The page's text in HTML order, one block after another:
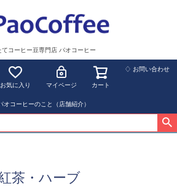
てコーヒー豆専門店 パオコーヒー
お気に入り マイページ カート
♢ お問い合わせ
オコーヒーのこと（店舗紹介）
茶・ハーブ